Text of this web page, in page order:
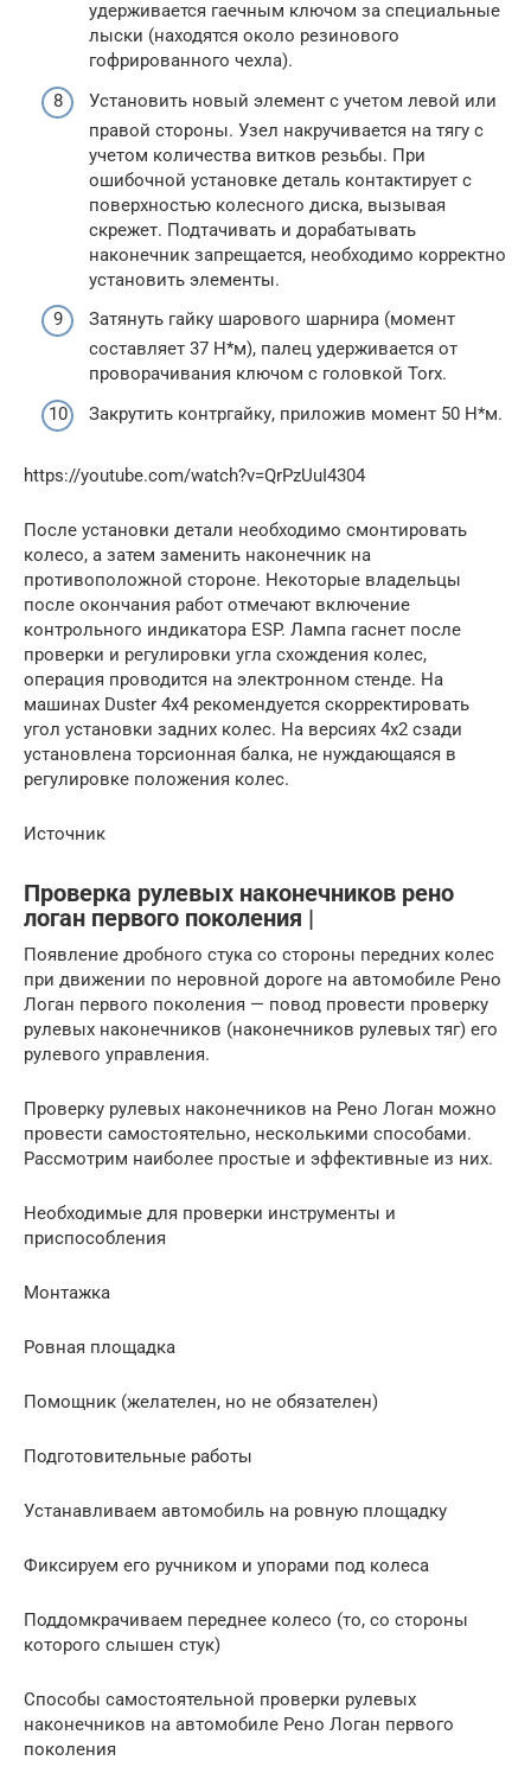
удерживается гаечным ключом за специальные
лыски (находятся около резинового
гофрированного чехла).
Установить новый элемент с учетом левой или
правой стороны. Узел накручивается на тягу с
учетом количества витков резьбы. При
ошибочной установке деталь контактирует с
поверхностью колесного диска, вызывая
скрежет. Подтачивать и дорабатывать
наконечник запрещается, необходимо корректно
установить элементы.
Затянуть гайку шарового шарнира (момент
составляет 37 Н*м), палец удерживается от
проворачивания ключом с головкой Torx.
Закрутить контргайку, приложив момент 50 Н*м.
https://youtube.com/watch?v=QrPzUuI4304
После установки детали необходимо смонтировать
колесо, а затем заменить наконечник на
противоположной стороне. Некоторые владельцы
после окончания работ отмечают включение
контрольного индикатора ESP. Лампа гаснет после
проверки и регулировки угла схождения колес,
операция проводится на электронном стенде. На
машинах Duster 4х4 рекомендуется скорректировать
угол установки задних колес. На версиях 4х2 сзади
установлена торсионная балка, не нуждающаяся в
регулировке положения колес.
Источник
Проверка рулевых наконечников рено
логан первого поколения |
Появление дробного стука со стороны передних колес
при движении по неровной дороге на автомобиле Рено
Логан первого поколения — повод провести проверку
рулевых наконечников (наконечников рулевых тяг) его
рулевого управления.
Проверку рулевых наконечников на Рено Логан можно
провести самостоятельно, несколькими способами.
Рассмотрим наиболее простые и эффективные из них.
Необходимые для проверки инструменты и
приспособления
Монтажка
Ровная площадка
Помощник (желателен, но не обязателен)
Подготовительные работы
Устанавливаем автомобиль на ровную площадку
Фиксируем его ручником и упорами под колеса
Поддомкрачиваем переднее колесо (то, со стороны
которого слышен стук)
Способы самостоятельной проверки рулевых
наконечников на автомобиле Рено Логан первого
поколения